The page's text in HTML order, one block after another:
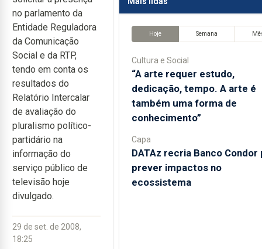
no parlamento da
Entidade Reguladora
da Comunicação
Social e da RTP,
tendo em conta os
resultados do
Relatório Intercalar
de avaliação do
pluralismo político-
partidário na
informação do
serviço público de
televisão hoje
divulgado.
29 de set. de 2008,
18:25
Hoje Semana
Cultura e Social
“A arte requer estudo,
dedicação, tempo. A arte é
também uma forma de
conhecimento”
Capa
DATAz recria Banco Condor
prever impactos no
ecossistema